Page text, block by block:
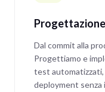
Dal commit alla
Progettiamo e
test automatizzati,
deployment